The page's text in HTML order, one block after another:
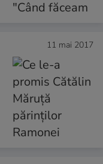
11 mai 2017